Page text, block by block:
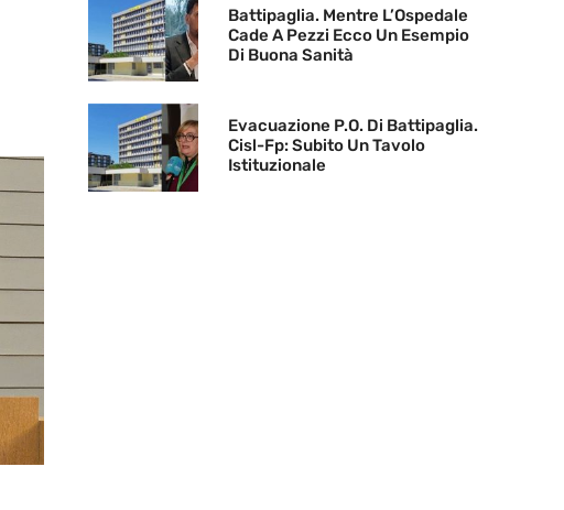
Battipaglia. Mentre L’Ospedale
Cade A Pezzi Ecco Un Esempio
Di Buona Sanità
Evacuazione P.O. Di Battipaglia.
Cisl-Fp: Subito Un Tavolo
Istituzionale